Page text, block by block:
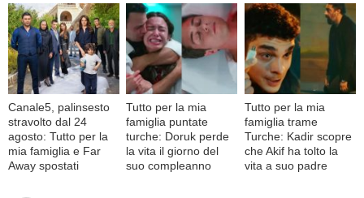
Canale5, palinsesto
stravolto dal 24
agosto: Tutto per la
mia famiglia e Far
Away spostati
Tutto per la mia
famiglia puntate
turche: Doruk perde
la vita il giorno del
suo compleanno
Tutto per la mia
famiglia trame
Turche: Kadir scopre
che Akif ha tolto la
vita a suo padre